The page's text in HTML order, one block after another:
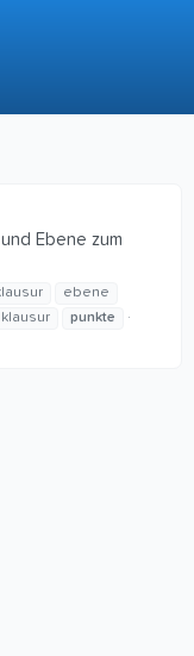
Ebene zum
ebene
klausur punkte